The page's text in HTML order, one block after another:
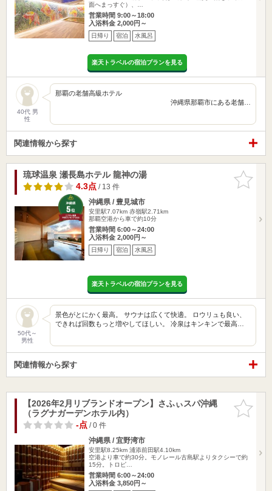
面へまっすぐ）、…
営業時間 9:00～18:00
入浴料金 2,000円～
日帰り 宿泊 水風呂
楽天トラベルの宿泊プランを見る
40代 男
性
那覇の老舗高級ホテル
沖縄県那覇市にある老舗…
関連情報から探す
お気に入
りに追加
琉球温泉 瀬長島ホテル 龍神の湯
4.3点/ 13 件
沖縄県 / 豊見城市
安里駅7.07km 赤嶺駅2.71km
那覇空港から車で約10分
営業時間 6:00～24:00
入浴料金 2,000円～
日帰り 宿泊 水風呂
楽天トラベルの宿泊プランを見る
50代～
男性
景色がとにかく最高。 サウナは広くて快適。 ロウリュも良い、
できれば回数もっと増やしてほしい。 冷泉はキンキンで最高…
関連情報から探す
お気に入
りに追加
【2026年2月リブランドオープン】さふぃスパ沖縄
（ラグナガーデンホテル内）
-点/ 0 件
沖縄県 / 宜野湾市
安里駅8.25km 浦添前田駅4.10km
空港より車で約30分。モノレール古島駅よりタクシーで約
15分。トロピ…
営業時間 6:00～24:00
入浴料金 3,850円～